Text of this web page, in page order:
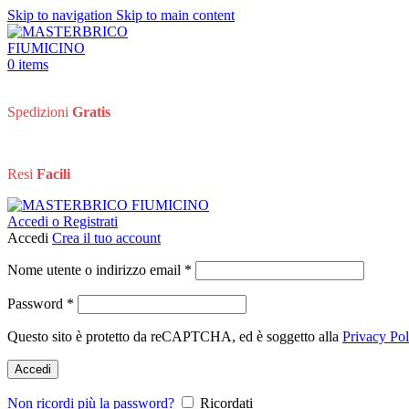
Skip to navigation Skip to main content
0 items
Spedizioni Gratis
Resi Facili
Accedi o Registrati
Accedi Crea il tuo account
Nome utente o indirizzo email *
Password *
Questo sito è protetto da reCAPTCHA, ed è soggetto alla Privacy
Accedi
Non ricordi più la password?
Ricordati